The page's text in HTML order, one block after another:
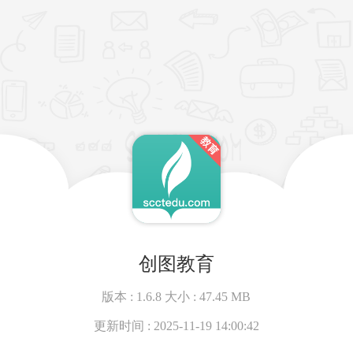
创图教育
版本 : 1.6.8 大小 :47.45 MB
更新时间 : 2025-11-19 14:00:42